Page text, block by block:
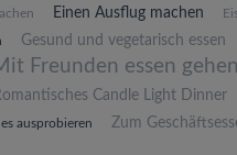
Einen Ausflug machen
Gesund und vegetarisch essen
Freunden essen gehen
Candle Light Dinner
ausprobieren Zum